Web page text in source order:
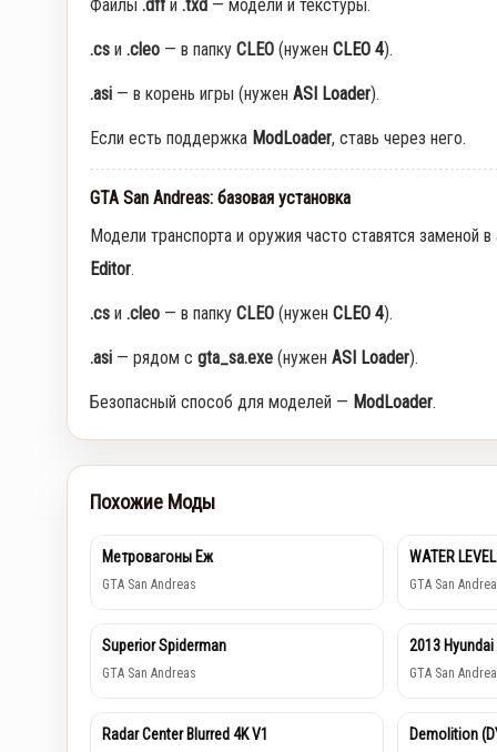
Файлы .dff и .txd — модели и текстуры.
.cs и .cleo — в папку CLEO (нужен CLEO 4).
.asi — в корень игры (нужен ASI Loader).
Если есть поддержка ModLoader, ставь через него.
GTA San Andreas: базовая установка
Модели транспорта и оружия часто ставятся заменой
Editor.
.cs и .cleo — в папку CLEO (нужен CLEO 4).
.asi — рядом с gta_sa.exe (нужен ASI Loader).
Безопасный способ для моделей — ModLoader.
Похожие Моды
Метровагоны Еж
GTA San Andreas
WATER LEVEL
GTA San
Superior Spiderman
GTA San Andreas
2013
GTA San
Radar Center Blurred 4K V1 Demolition